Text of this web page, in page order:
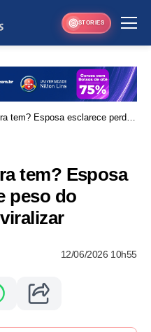
STORIES
tem? Esposa esclarece perda
tem? Esposa
peso do
12/06/2026 10h55